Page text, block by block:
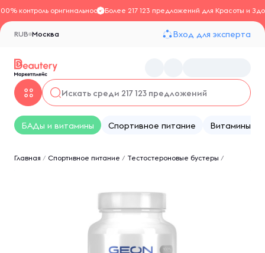
контроль оригинальностиБолее 217 123 предложений для Красоты и
Москва
RUB Вход для эксперта
БАДы и витамины Спортивное питание Витамины
Главная / Спортивное питание / Тестостероновые бустеры /